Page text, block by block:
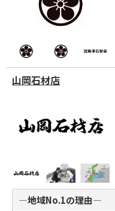
山岡石材店
―地域No.1の理由―